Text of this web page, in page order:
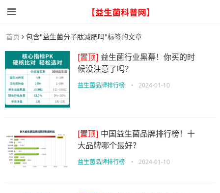
首页 包含"益生菌分子肽减肥吗"标签的文章
[置顶] 益生菌行业黑幕！你买的时
候没注意了吗？
益生菌品牌排行榜 • 2024-01-10
[置顶] 中国益生菌品牌排行榜！十
大品牌哪个最好？
益生菌品牌排行榜 • 2024-01-10